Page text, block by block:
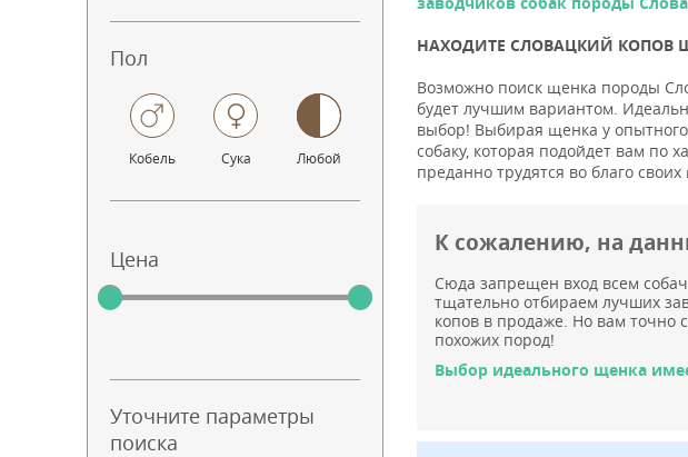
Пол
Кобель Сука Любой
Цена
Уточните параметры
поиска
НАХОДИТЕ СЛОВАЦКИЙ КОПОВ
Возможно поиск щенка породы
будет лучшим вариантом.
выбор! Выбирая щенка у
собаку, которая подойдет вам по
преданно трудятся во благо
К сожалению, на
Сюда запрещен вход всем
тщательно отбираем лучших
копов в продаже. Но вам точно
похожих пород!
Выбор идеального щенка